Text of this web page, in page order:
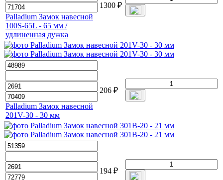
Palladium Замок навесной
100S-65L - 65 мм /
удлиненная дужка
1300 ₽
Palladium Замок навесной
201V-30 - 30 мм
206 ₽
194 ₽